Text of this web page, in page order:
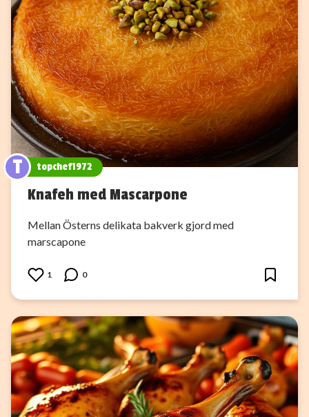
T topchef1972
Knafeh med Mascarpone
Mellan Österns delikata bakverk gjord med
marscapone
1 0